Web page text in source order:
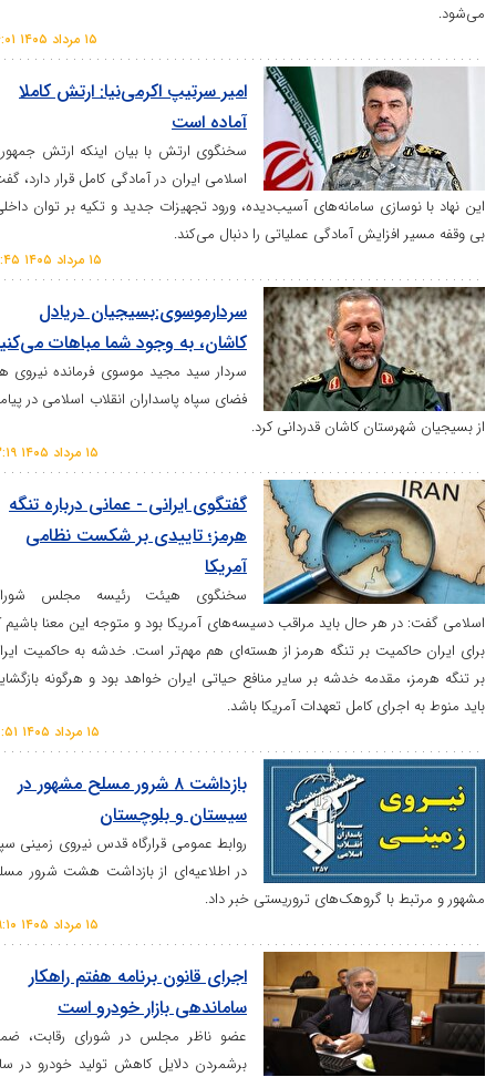
امیر سرتیپ اکرمی‌نیا: ارتش کاملا
آماده است
سخنگوی ارتش با بیان اینکه ارتش جمهوری
اسلامی ایران در آمادگی کامل قرار دارد، گفت:
سامانه‌های آسیب‌دیده، ورود تجهیزات جدید و تكیه بر توان داخلی،
آمادگی عملیاتی را دنبال می‌كند.
سردارموسوی:بسیجیان‌ دریادل‌
کاشان، به‌ وجود شما مباهات می‌کنیم
سردار سید مجید موسوی فرمانده نیروی هوا
فضای سپاه پاسداران انقلاب اسلامی در پیامی
کاشان قدردانی کرد.
گفتگوی ایرانی - عمانی درباره تنگه
هرمز؛ تاییدی بر شکست نظامی
آمریکا
سخنگوی هیئت رئیسه مجلس شورای
هر حال باید مراقب دسیسه‌های آمریکا بود و متوجه این معنا باشیم که
بر تنگه هرمز از هسته‌ای هم مهم‌تر است. خدشه به حاکمیت ایران
خدشه بر سایر منافع حیاتی ایران خواهد بود و هرگونه بازگشایی
کامل تعهدات آمریکا باشد.
بازداشت ۸ شرور مسلح مشهور در
سیستان و بلوچستان
روابط عمومی قرارگاه قدس نیروی زمینی سپاه
در اطلاعیه‌ای از بازداشت هشت شرور مسلح
گروهک‌های تروریستی خبر داد.
اجرای قانون برنامه هفتم راهکار
ساماندهی بازار خودرو است
عضو ناظر مجلس در شورای رقابت، ضمن
برشمردن دلایل کاهش تولید خودرو در سال